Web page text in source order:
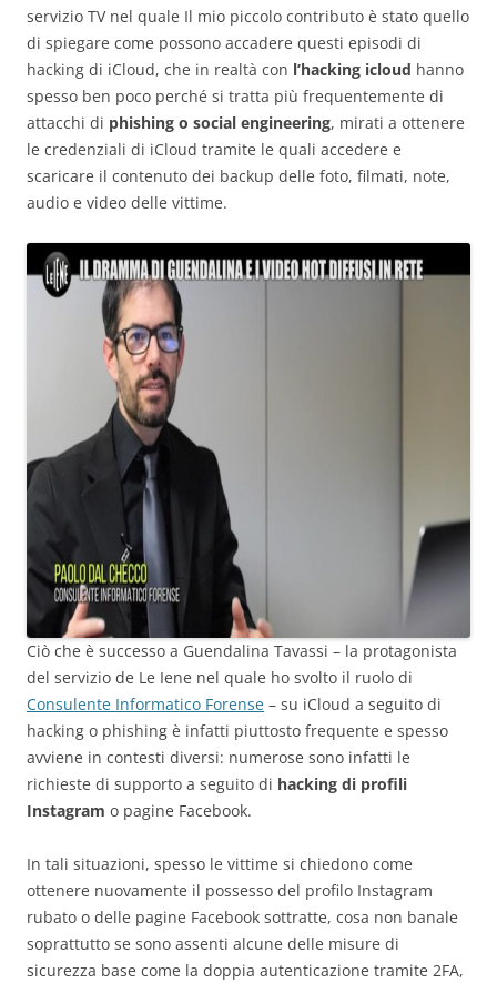
servizio TV nel quale Il mio piccolo contributo è stato quello
di spiegare come possono accadere questi episodi di
hacking di iCloud, che in realtà con l’hacking icloud hanno
spesso ben poco perché si tratta più frequentemente di
attacchi di phishing o social engineering, mirati a ottenere
le credenziali di iCloud tramite le quali accedere e
scaricare il contenuto dei backup delle foto, filmati, note,
audio e video delle vittime.
Ciò che è successo a Guendalina Tavassi – la protagonista
del servizio de Le Iene nel quale ho svolto il ruolo di
Consulente Informatico Forense – su iCloud a seguito di
hacking o phishing è infatti piuttosto frequente e spesso
avviene in contesti diversi: numerose sono infatti le
richieste di supporto a seguito di hacking di profili
Instagram o pagine Facebook.
In tali situazioni, spesso le vittime si chiedono come
ottenere nuovamente il possesso del profilo Instagram
rubato o delle pagine Facebook sottratte, cosa non banale
soprattutto se sono assenti alcune delle misure di
sicurezza base come la doppia autenticazione tramite 2FA,